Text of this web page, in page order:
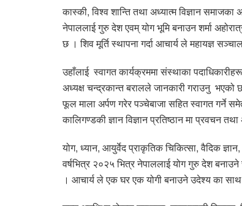
कास्की, विश्व शान्ति तथा अध्यात्म विज्ञान
नेपाललाई गुरु देश एवम् योग भूमि बनाउन शर्मा
छ । शिव मूर्ति स्थापना गर्दा आचार्य ले महायज्ञ
उहाँलाई स्वागत कार्यक्रममा संस्थाका
अध्यक्ष चन्द्रकान्त बरालले जानकारी गराउनु भएको
फूल माला अर्पण गरेर पञ्चेबाजा सहित स्वागत गर्ने
कालिगण्डकी ज्ञान विज्ञान प्रतिष्ठान मा प्रवचन
योग, ध्यान, आयुर्वेद प्राकृतिक चिकित्सा, वैदिक
वर्षभित्र २०२५ भित्र नेपाललाई योग गुरु देश
। आचार्य ले एक घर एक योगी बनाउने उदेश्य का